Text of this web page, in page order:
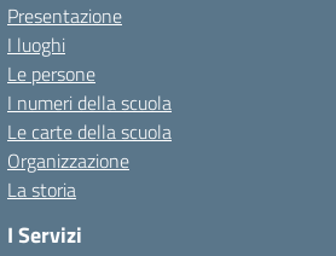
Presentazione
I luoghi
Le persone
I numeri della scuola
Le carte della scuola
Organizzazione
La storia
I Servizi